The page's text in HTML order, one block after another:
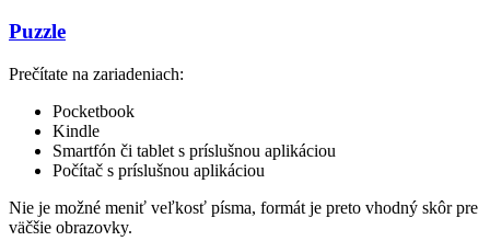
Puzzle
Prečítate na zariadeniach:
Pocketbook
Kindle
Smartfón či tablet s príslušnou aplikáciou
Počítač s príslušnou aplikáciou
Nie je možné meniť veľkosť písma, formát je preto vhodný skôr pre
väčšie obrazovky.